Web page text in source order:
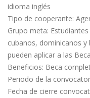
idioma inglés
Tipo de cooperante:
Grupo meta:
cubanos, dominicanos
pueden aplicar a las
Beneficios: Beca
Periodo de la
Fecha de cierre